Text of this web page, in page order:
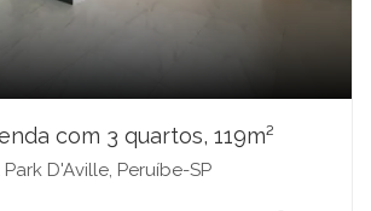
com 3 quartos, 119m²
D'Aville, Peruíbe-SP